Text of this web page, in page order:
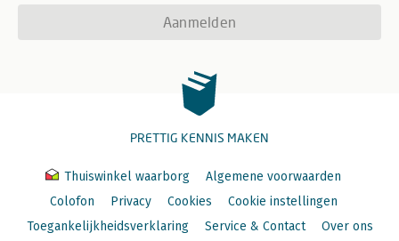
Aanmelden
PRETTIG KENNIS MAKEN
Thuiswinkel waarborg
Algemene voorwaarden
Colofon
Privacy Cookies
Cookie instellingen
Toegankelijkheidsverklaring
Service & Contact Over ons